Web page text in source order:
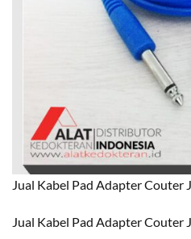
Jual Kabel Pad Adapter Couter
Jual Kabel Pad Adapter Couter